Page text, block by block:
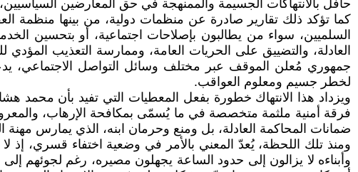
حافل بالانتهاكات الجسيمة والممنهجة في حق المعارضين
كما تؤكد ذلك تقارير صادرة عن منظمات دولية، من بينها منظمة
السلميين، سواء من يطالبون بإصلاحات اجتماعية، أو بتحسين
العادلة، والتضييق على الحريات العامة، وممارسة التعذيب
جمهوري مُعلن الموقف عبر مختلف وسائل التواصل الاجتماعي،
لخطر جسيم ومعلوم العواقب.
ويزداد هذا الانتهاك خطورة بفعل المعطيات التي تفيد بأن
فرقة أمنية ملثمة متخصصة في ما يُسمّى بمكافحة الإرهاب،
ضمانات المحاكمة العادلة، بل ومنع وحرمان ابنه، الذي يمارس مهنة
ومنذ تلك اللحظة، يُعدّ المعني بالأمر في وضعية اختفاء قسري، إذ
وأبناءه لا يزالون إلى حدود الساعة يجهلون مصيره، رغم لجوئهم